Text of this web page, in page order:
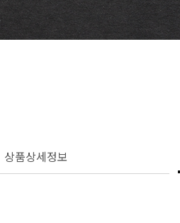
상품상세정보